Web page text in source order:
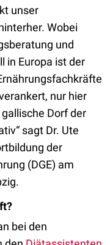
unser
Wobei
und
in Europa ist der
nur hier
Dorf der
sagt Dr. Ute
der
(DGE) am
bei den